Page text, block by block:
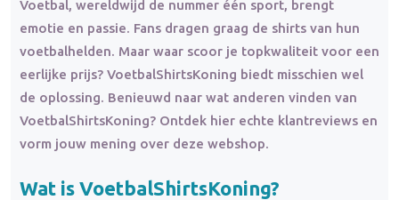
Voetbal, wereldwijd de nummer één sport, brengt
emotie en passie. Fans dragen graag de shirts van hun
voetbalhelden. Maar waar scoor je topkwaliteit voor een
eerlijke prijs? VoetbalShirtsKoning biedt misschien wel
de oplossing. Benieuwd naar wat anderen vinden van
VoetbalShirtsKoning? Ontdek hier echte klantreviews en
vorm jouw mening over deze webshop.
Wat is VoetbalShirtsKoning?